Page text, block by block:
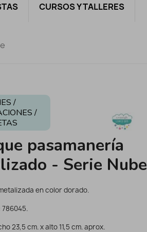
CURSOS Y TALLERES
/
/
pasamanería
- Serie Nube
en color dorado.
23,5 cm. x alto 11,5 cm. aprox.